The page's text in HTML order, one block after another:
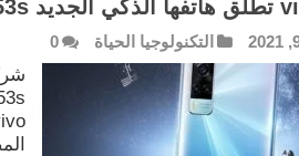
التكنولوجيا الحياة 0